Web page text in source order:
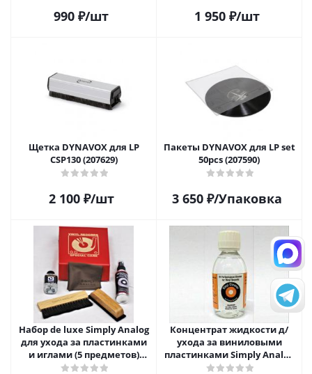
990 ₽/шт 1 950₽/шт
Щетка DYNAVOX для LP
CSP130 (207629)
2 100₽/шт
Пакеты DYNAVOX для LP set
50pcs (207590)
3 650₽/Упаковка
Набор de luxe Simply Analog
для ухода за пластинками
и иглами (5 предметов)
SAVC008
Концентрат жидкости д/
ухода за виниловыми
пластинками Simply Analog
200мл